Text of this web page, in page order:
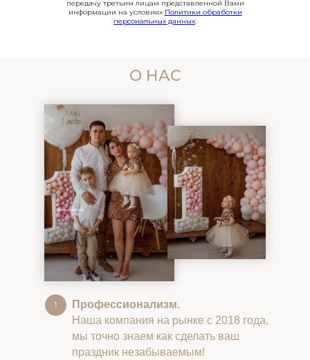
передачу третьим лицам представленной Вами
информации на условиях Политики обработки
персональных данных.
О НАС
Профессионализм.
Наша компания на рынке с 2018 года,
мы точно знаем как сделать ваш
праздник незабываемым!